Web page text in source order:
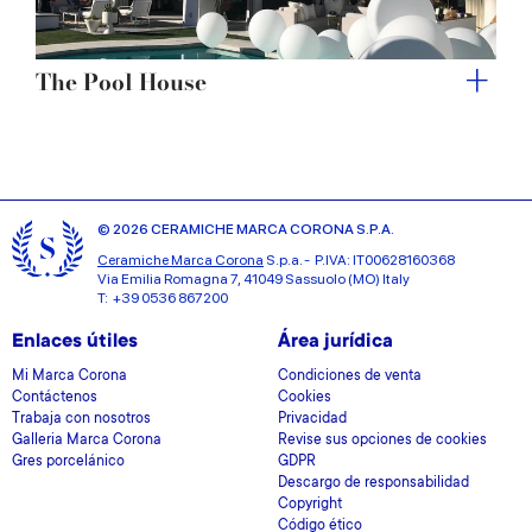
The Pool House
© 2026 CERAMICHE MARCA CORONA S.P.A.
Ceramiche Marca Corona S.p.a. - P.IVA: IT00628160368
Via Emilia Romagna 7, 41049 Sassuolo (MO) Italy
T: +39 0536 867200
Enlaces útiles
Mi Marca Corona
Contáctenos
Trabaja con nosotros
Galleria Marca Corona
Gres porcelánico
Área jurídica
Condiciones de venta
Cookies
Privacidad
Revise sus opciones de cookies
GDPR
Descargo de responsabilidad
Copyright
Código ético